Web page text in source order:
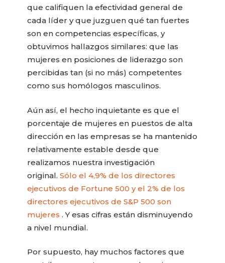
que califiquen la efectividad general de
cada líder y que juzguen qué tan fuertes
son en competencias específicas, y
obtuvimos hallazgos similares: que las
mujeres en posiciones de liderazgo son
percibidas tan (si no más) competentes
como sus homólogos masculinos.
Aún así, el hecho inquietante es que el
porcentaje de mujeres en puestos de alta
dirección en las empresas se ha mantenido
relativamente estable desde que
realizamos nuestra investigación
original.Sólo el 4,9% de los directores
ejecutivos de Fortune 500 y el 2% de los
directores ejecutivos de S&P 500 son
mujeres . Y esas cifras están disminuyendo
a nivel mundial.
Por supuesto, hay muchos factores que